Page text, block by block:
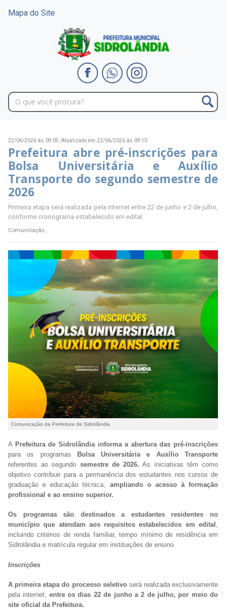
Mapa do Site
22/06/2026 às 09:05, Atualizado em 22/06/2026 às 09:10
Prefeitura abre pré-inscrições para
Bolsa Universitária e Auxílio
Transporte do segundo semestre de
2026
Primeira etapa será realizada pela internet entre 22 de junho e 2 de julho,
conforme cronograma estabelecido em edital
Comunicação ,
Comunicação da Prefeitura de Sidrolândia
A Prefeitura de Sidrolândia informa a abertura das pré-inscrições
para os programas
Bolsa Universitária e Auxílio Transporte
referentes ao segundo semestre de 2026. As iniciativas têm como
objetivo contribuir para a permanência dos estudantes nos cursos de
graduação e educação técnica, ampliando o acesso à formação
profissional e ao ensino superior.
Os programas são destinados a estudantes residentes no
município que atendam aos requisitos estabelecidos em edital ,
incluindo critérios de renda familiar, tempo mínimo de residência em
Sidrolândia e matrícula regular em instituições de ensino.
Inscrições
A primeira etapa do processo seletivoserá realizada exclusivamente
pela internet, entre os dias 22 de junho a 2 de julho, por meio do
site oficial da Prefeitura.